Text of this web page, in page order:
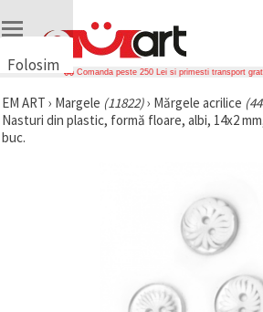
Folosim
uri
🍪 Folosim
cookie-uri
Comanda peste 250 Lei si primesti transport
EM ART › Margele (11822)› Mărgele acrilice
Nasturi din plastic, formă floare, albi, 14x2
buc.